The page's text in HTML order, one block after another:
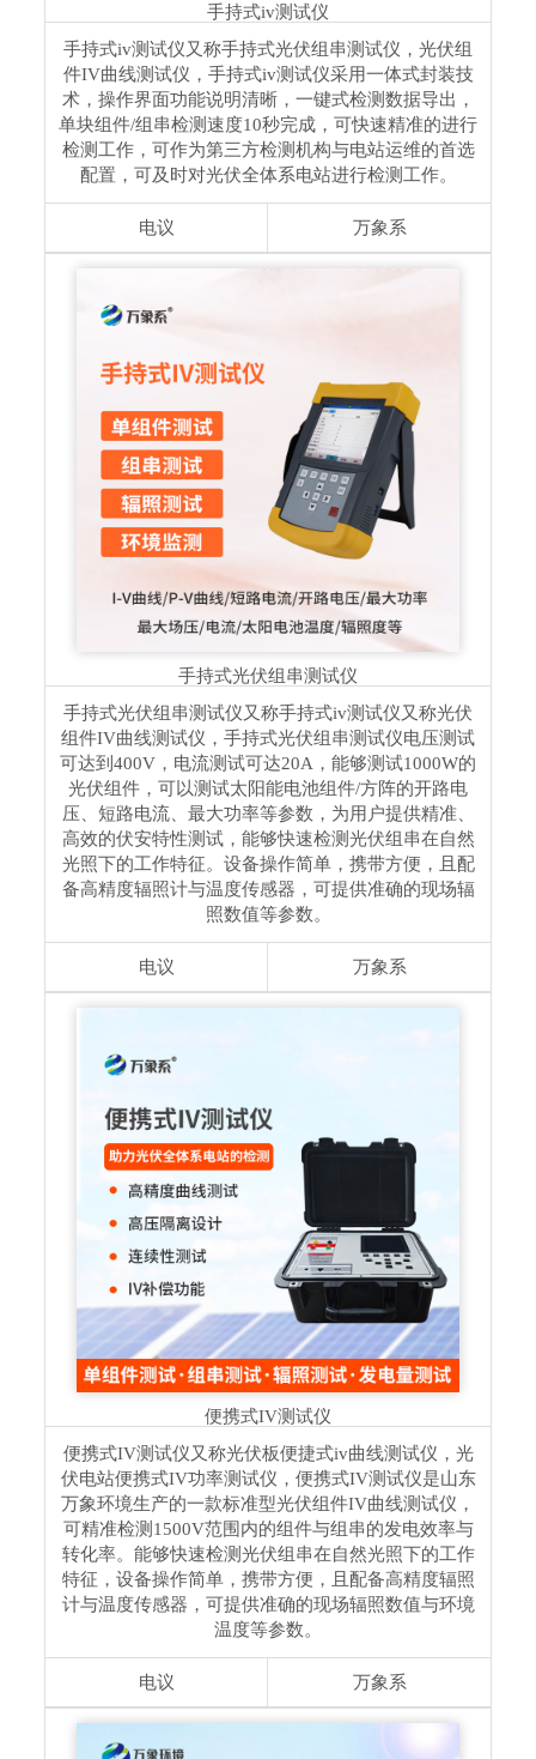
手持式iv测试仪
手持式iv测试仪又称手持式光伏组串测试仪，光伏组
件IV曲线测试仪，手持式iv测试仪采⽤⼀体式封装技
术，操作界⾯功能说明清晰，⼀键式检测数据导出，
单块组件/组串检测速度10秒完成，可快速精准的进行
检测工作，可作为第三⽅检测机构与电站运维的⾸选
配置，可及时对光伏全体系电站进行检测工作。
电议 万象系
手持式光伏组串测试仪
手持式光伏组串测试仪又称手持式iv测试仪又称光伏
组件IV曲线测试仪，手持式光伏组串测试仪电压测试
可达到400V，电流测试可达20A，能够测试1000W的
光伏组件，可以测试太阳能电池组件/方阵的开路电
压、短路电流、最大功率等参数，为用户提供精准、
高效的伏安特性测试，能够快速检测光伏组串在自然
光照下的⼯作特征。设备操作简单，携带⽅便，且配
备⾼精度辐照计与温度传感器，可提供准确的现场辐
照数值等参数。
电议 万象系
便携式IV测试仪
便携式IV测试仪又称光伏板便捷式iv曲线测试仪，光
伏电站便携式IV功率测试仪，便携式IV测试仪是山东
万象环境生产的一款标准型光伏组件IV曲线测试仪，
可精准检测1500V范围内的组件与组串的发电效率与
转化率。能够快速检测光伏组串在⾃然光照下的⼯作
特征，设备操作简单，携带⽅便，且配备⾼精度辐照
计与温度传感器，可提供准确的现场辐照数值与环境
温度等参数。
电议 万象系